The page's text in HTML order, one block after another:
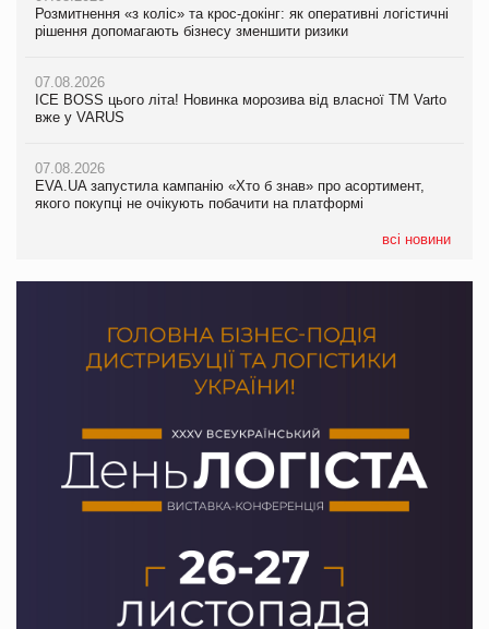
Розмитнення «з коліс» та крос-докінг: як оперативні логістичні
рішення допомагають бізнесу зменшити ризики
07.08.2026
ICE BOSS цього літа! Новинка морозива від власної ТМ Varto
вже у VARUS
07.08.2026
EVA.UA запустила кампанію «Хто б знав» про асортимент,
якого покупці не очікують побачити на платформі
всі новини
07.08.2026
EVA.UA запустила кампанію «Хто б знав» про асортимент,
06.08.2026
Смачна новинка для хвостатих: у VARUS з’явилися паучі
05.08.2026
Мережа супермаркетів VARUS купує мережу магазинів
Kraft Heinz скоротила збиток у першому півріччі
Продажі Hugo Boss впали на 9%